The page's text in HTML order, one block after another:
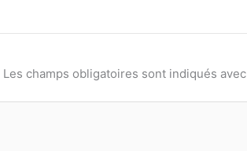
Les champs obligatoires sont indiqués avec